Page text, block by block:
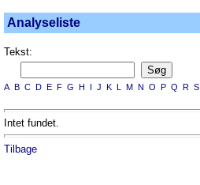
Analyseliste
Tekst:
A B C D E F G H I J K L M N O P Q R S
Intet fundet.
Tilbage